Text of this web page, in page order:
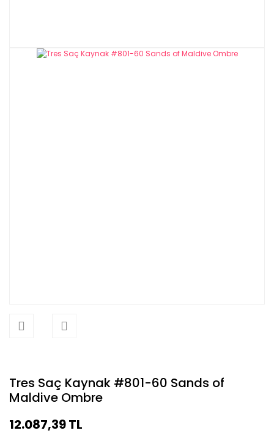
Tres Saç Kaynak #801-60 Sands of
Maldive Ombre
12.087,39 TL